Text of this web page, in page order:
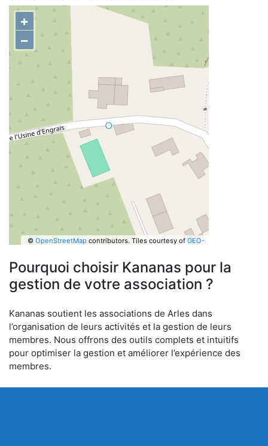
+
−
© OpenStreetMapcontributors. Tiles courtesy of GEO-
Pourquoi choisir Kananas pour la
gestion de votre association ?
Kananas soutient les associations de Arles dans
l’organisation de leurs activités et la gestion de leurs
membres. Nous offrons des outils complets et intuitifs
pour optimiser la gestion et améliorer l’expérience des
membres.